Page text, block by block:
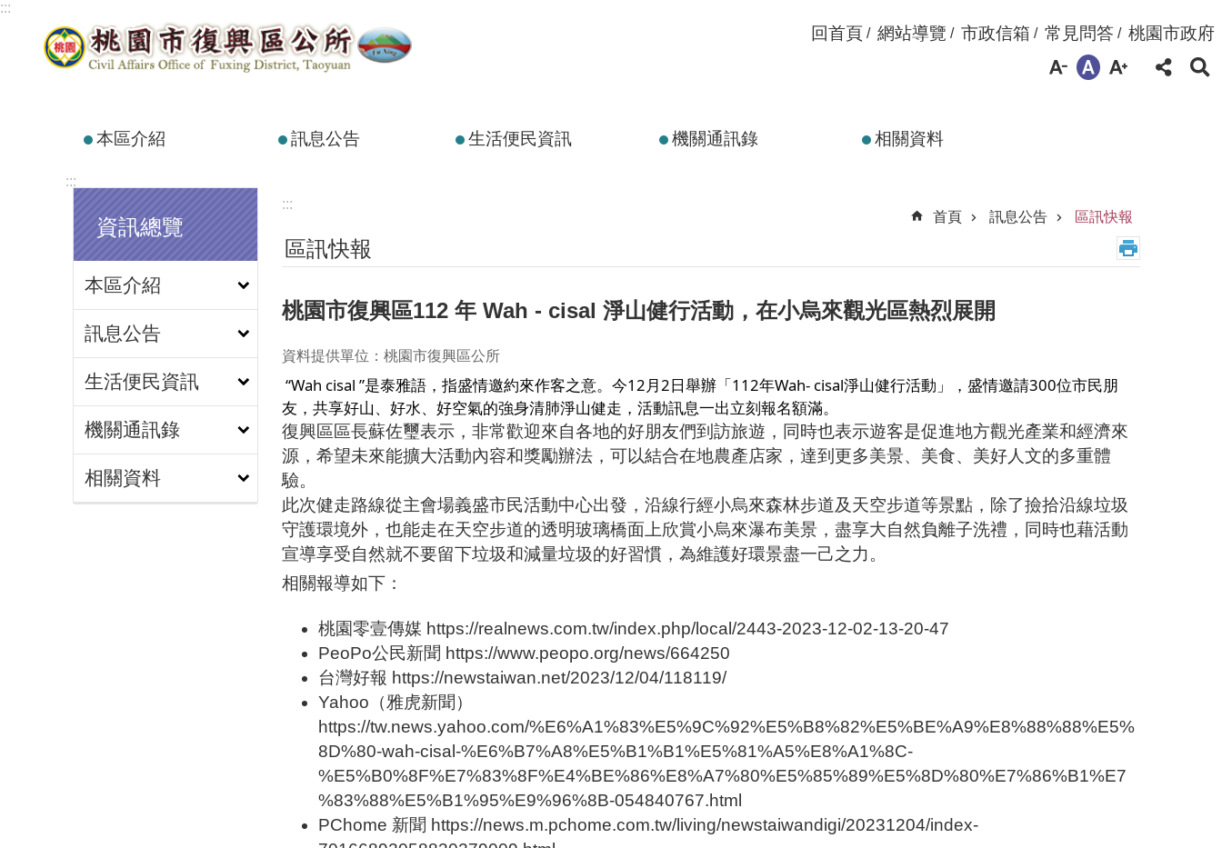
跳到主要內容區塊
:::
回首頁 網站導覽 市政信箱 常見問答 桃園市政府
本區介紹 訊息公告 生活便民資訊 機關通訊錄 相關資料
:::
資訊總覽
本區介紹
訊息公告
生活便民資訊
機關通訊錄
相關資料
:::
首頁
訊息公告 區訊快報
區訊快報
桃園市復興區112 年 Wah - cisal 淨山健行活動，在小烏來觀光區熱烈展開
資料提供單位：桃園市復興區公所
“Wah cisal ”是泰雅語，指盛情邀約來作客之意。今12月2日舉辦「112年Wah- cisal淨山健行活動」，盛情邀請300位市民朋
友，共享好山、好水、好空氣的強身清肺淨山健走，活動訊息一出立刻報名額滿。
復興區區長蘇佐璽表示，非常歡迎來自各地的好朋友們到訪旅遊，同時也表示遊客是促進地方觀光產業和經濟來
源，希望未來能擴大活動內容和獎勵辦法，可以結合在地農產店家，達到更多美景、美食、美好人文的多重體
驗。
此次健走路線從主會場義盛市民活動中心出發，沿線行經小烏來森林步道及天空步道等景點，除了撿拾沿線垃圾
守護環境外，也能走在天空步道的透明玻璃橋面上欣賞小烏來瀑布美景，盡享大自然負離子洗禮，同時也藉活動
宣導享受自然就不要留下垃圾和減量垃圾的好習慣，為維護好環景盡一己之力。
相關報導如下：
桃園零壹傳媒 https://realnews.com.tw/index.php/local/2443-2023-12-02-13-20-47
PeoPo公民新聞 https://www.peopo.org/news/664250
台灣好報 https://newstaiwan.net/2023/12/04/118119/
Yahoo（雅虎新聞）
https://tw.news.yahoo.com/%E6%A1%83%E5%9C%92%E5%B8%82%E5%BE%A9%E8%88%88%E5%
8D%80-wah-cisal-%E6%B7%A8%E5%B1%B1%E5%81%A5%E8%A1%8C-
%E5%B0%8F%E7%83%8F%E4%BE%86%E8%A7%80%E5%85%89%E5%8D%80%E7%86%B1%E7
%83%88%E5%B1%95%E9%96%8B-054840767.html
PChome 新聞 https://news.m.pchome.com.tw/living/newstaiwandigi/20231204/index-